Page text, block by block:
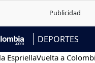
DEPORTES
Vuelta a Colombia